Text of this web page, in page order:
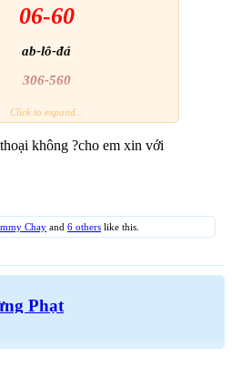
06-60
ab-lô-đá
306-560
chỉ mong là đúng
Click to expand...
không ?cho em xin với
Chay and 6 others like this.
Phạt